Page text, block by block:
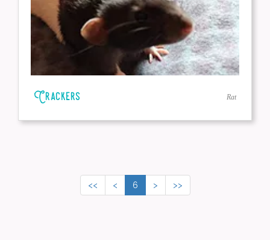
Crackers Rat
<< < 6 > >>